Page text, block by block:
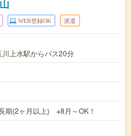
WEB登録OK 派遣
上水駅からバス20分
期(2ヶ月以上) ※8月～OK！